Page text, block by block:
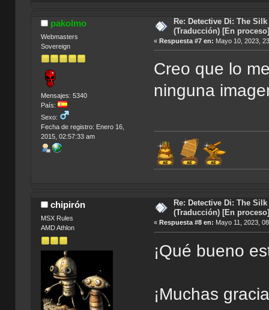
pakolmo
Webmasters
Sovereign
Mensajes: 5340
País:
Sexo:
Fecha de registro: Enero 16,
2015, 02:57:33 am
Re: Detective Di: The
(Traducción) [En proceso]
«Respuesta #7 en: Mayo 10, 2023,
Creo que lo
ninguna
chipirón
MSX Rules
AMD Athlon
Re: Detective Di: The
(Traducción) [En proceso]
«Respuesta #8 en: Mayo 11, 2023,
¡Qué bueno
¡Muchas